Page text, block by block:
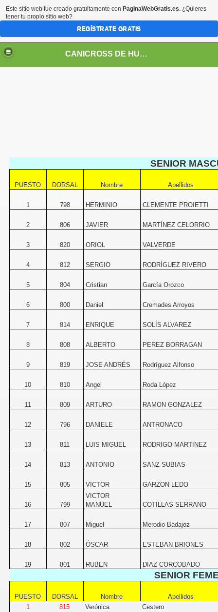
CANICROSS DE HUESCA
SENIOR
PUESTO DORSAL Nombre Apellidos
1 798 HERMINIO CLEMENTE PROIETTI
2 806 JAVIER MARTÍNEZ CELORRIO
3 820 ORIOL VALVERDE
4 812 SERGIO RODRÍGUEZ RIVERO
5 804 Cristian García Orozco
6 800 Daniel Cremades Arroyos
7 814 ENRIQUE SOLÍS ALVAREZ
8 808 ALBERTO PEREZ BORRAGAN
9 819 JOSE ANDRÉS Rodríguez Alfonso
10 810 Angel Roda López
11 809 ARTURO RAMON GONZALEZ
12 796 DANIELE ANTRONACO
13 811 LUIS MIGUEL RODRIGO MARTINEZ
14 813 ANTONIO SANZ SUBIAS
15 805 VICTOR GARZON LEDO
16 799
VICTOR
MANUEL
COTILLAS SERRANO
17 807 Miguel Merodio Badajoz
18 802 ÓSCAR ESTEBAN BRIONES
19 801 RUBEN DIAZ CORCOBADO
SENIOR
PUESTO DORSAL Nombre
Apellidos
1
815 Verónica
Cestero
Este sitio web fue creado gratuitamente con PaginaWebGratis.es. ¿Quieres
tener tu propio sitio web?
REGÍSTRATE GRATIS